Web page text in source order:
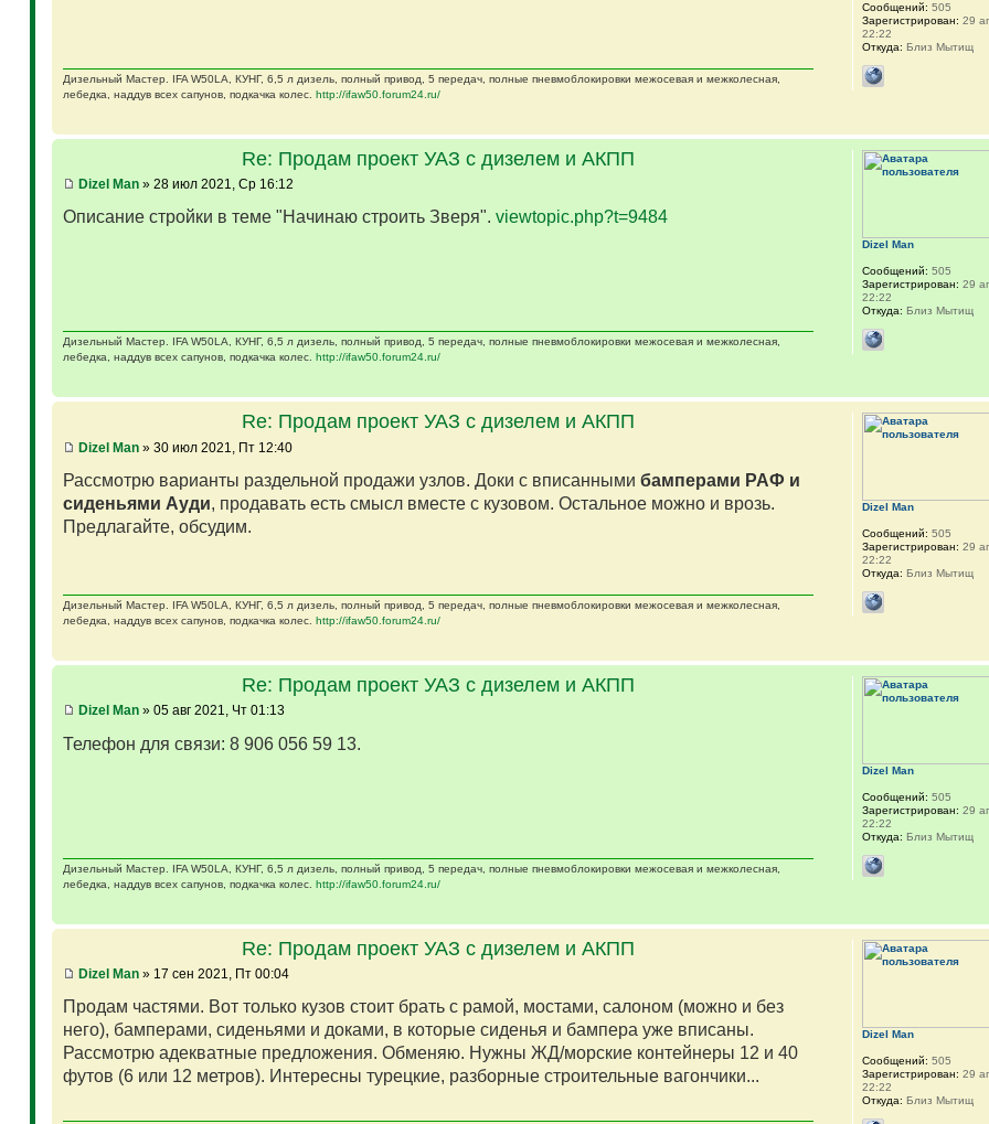
Дизельный Мастер. IFA W50LA, КУНГ, 6,5 л дизель, полный привод, 5 передач, полные пневмоблокировки межосевая и межколесная,
лебедка, наддув всех сапунов, подкачка колес. http://ifaw50.forum24.ru/
Сообщений: 505
Зарегистрирован: 29
22:22
Откуда: Близ Мытищ
Re: Продам проект УАЗ с дизелем и АКПП
Dizel Man» 28 июл 2021, Ср 16:12
Описание стройки в теме "Начинаю строить Зверя". viewtopic.php?t=9484
Дизельный Мастер. IFA W50LA, КУНГ, 6,5 л дизель, полный привод, 5 передач, полные пневмоблокировки межосевая и межколесная,
лебедка, наддув всех сапунов, подкачка колес. http://ifaw50.forum24.ru/
Dizel Man
Сообщений: 505
Зарегистрирован: 29
22:22
Откуда: Близ Мытищ
Re: Продам проект УАЗ с дизелем и АКПП
Dizel Man» 30 июл 2021, Пт 12:40
Рассмотрю варианты раздельной продажи узлов. Доки с вписанными бамперами РАФ и
сиденьями Ауди, продавать есть смысл вместе с кузовом. Остальное можно и врозь.
Предлагайте, обсудим.
Дизельный Мастер. IFA W50LA, КУНГ, 6,5 л дизель, полный привод, 5 передач, полные пневмоблокировки межосевая и межколесная,
лебедка, наддув всех сапунов, подкачка колес. http://ifaw50.forum24.ru/
Dizel Man
Сообщений: 505
Зарегистрирован: 29
22:22
Откуда: Близ Мытищ
Re: Продам проект УАЗ с дизелем и АКПП
Dizel Man» 05 авг 2021, Чт 01:13
Телефон для связи: 8 906 056 59 13.
Дизельный Мастер. IFA W50LA, КУНГ, 6,5 л дизель, полный привод, 5 передач, полные пневмоблокировки межосевая и межколесная,
лебедка, наддув всех сапунов, подкачка колес. http://ifaw50.forum24.ru/
Dizel Man
Сообщений: 505
Зарегистрирован: 29
22:22
Откуда: Близ Мытищ
Re: Продам проект УАЗ с дизелем и АКПП
Dizel Man» 17 сен 2021, Пт 00:04
Продам частями. Вот только кузов стоит брать с рамой, мостами, салоном (можно и без
него), бамперами, сиденьями и доками, в которые сиденья и бампера уже вписаны.
Рассмотрю адекватные предложения. Обменяю. Нужны ЖД/морские контейнеры 12 и 40
футов (6 или 12 метров). Интересны турецкие, разборные строительные вагончики...
Dizel Man
Сообщений: 505
Зарегистрирован: 29
22:22
Откуда: Близ Мытищ